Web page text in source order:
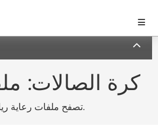
كرة الصالات:
تصفح ملفات رعاية رياضية جذابة ل كرة الصالات.